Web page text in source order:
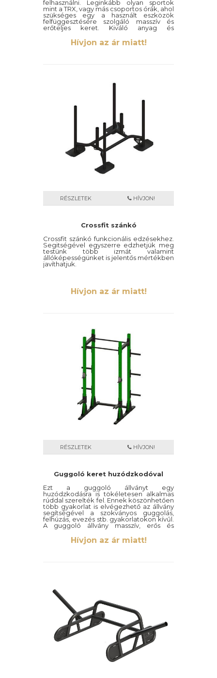
felhasználni. Leginkább olyan sportok
mint a TRX, vagy más csoportos órák, ahol
szükséges egy a használt eszközök
felfüggesztésére szolgáló masszív és
erőteljes keret. Kiváló anyag és
összeszerelési minőségének
köszönhetően nem veszti el stabilitását
több ember egyszeri felhasználása
Hívjon az ár miatt!
RÉSZLETEK HÍVJON!
Crossfit szánkó
Crossfit szánkó funkcionális edzésekhez.
Segitségével egyszerre edzhetjük meg
testünk több izmát valamint
állóképességünket is jelentős mértékben
javíthatjuk.
Hívjon az ár miatt!
RÉSZLETEK HÍVJON!
Guggoló keret huzódzkodóval
Ezt a guggoló állványt egy
huzódzkodásra is tökéletesen alkalmas
rúddal szerelték fel. Ennek köszönhetően
több gyakorlat is elvégezhető az állvány
segítségével a szokványos guggolás,
felhúzás, evezés stb. gyakorlatokon kívűl.
A guggoló állvány masszív, erős és
minőségi anyagok felhasználásával
készült, így ennek köszönhetően
stabilitása kiváló.Hívjon az ár miatt!